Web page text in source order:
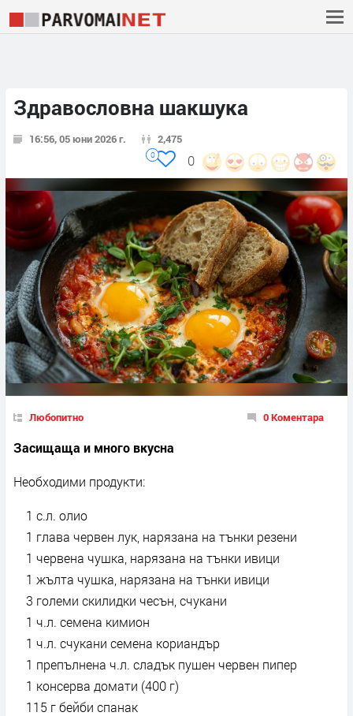
Здравословна шакшука
16:56, 05 юни 2026 г. 2,475
0
0
Любопитно 0 Коментара
Засищаща и много вкусна
Необходими продукти:
1 с.л. олио
1 глава червен лук, нарязана на тънки резени
1 червена чушка, нарязана на тънки ивици
1 жълта чушка, нарязана на тънки ивици
3 големи скилидки чесън, счукани
1 ч.л. семена кимион
1 ч.л. счукани семена кориандър
1 препълнена ч.л. сладък пушен червен пипер
1 консерва домати (400 г)
115 г бейби спанак